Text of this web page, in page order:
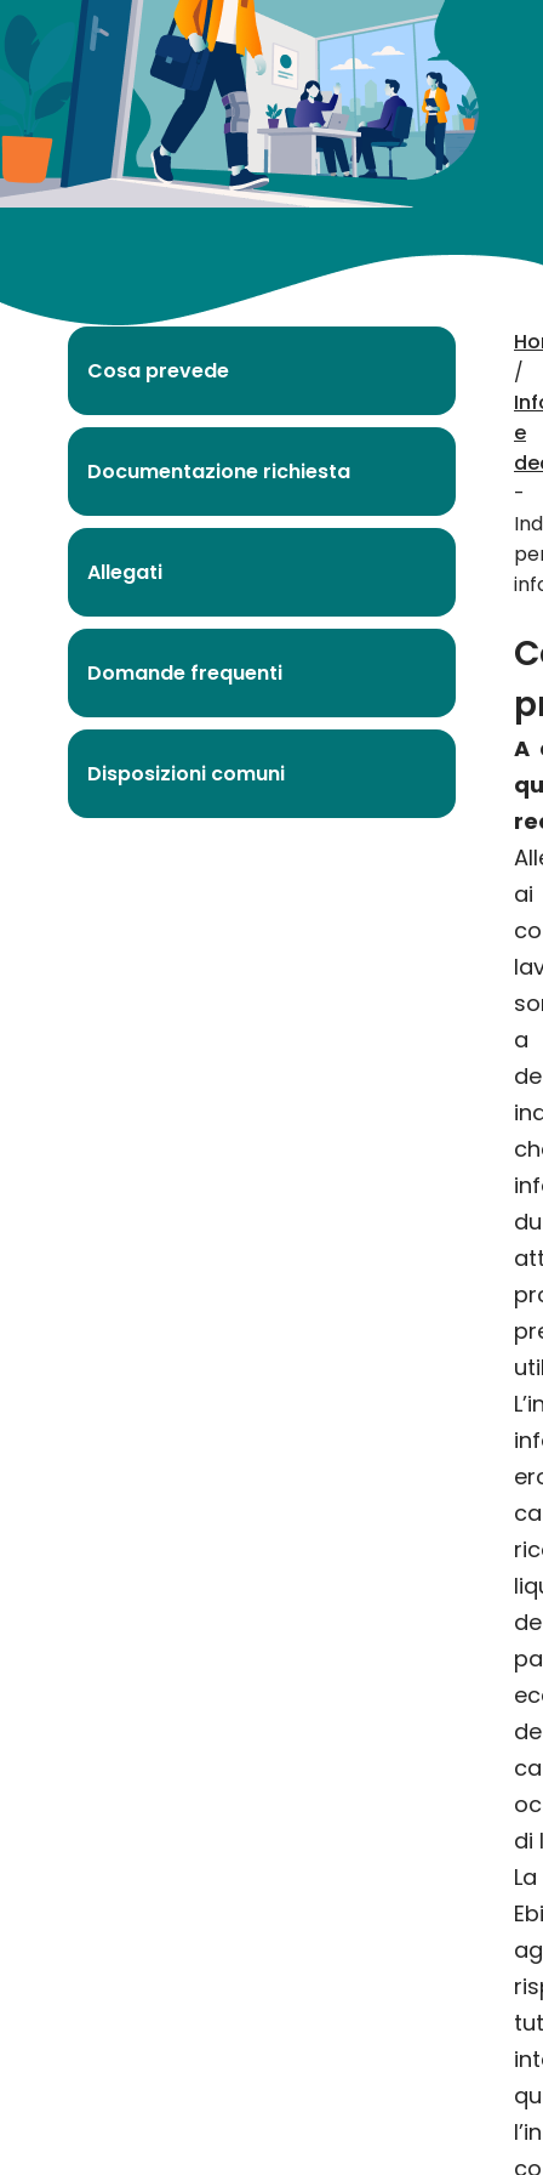
per
infortunio
Cosa prevede
Documentazione richiesta
Allegati
Domande frequenti
Disposizioni comuni
/
e
-
A
ai
di